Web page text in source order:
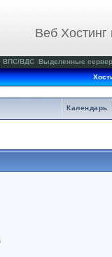
Веб
ВПС/ВДС Выделенные
Календарь